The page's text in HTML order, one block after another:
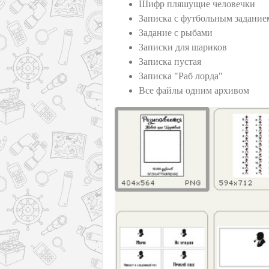
Шифр пляшущие человечки
Записка с футбольным
Задание с рыбами
Записки для шариков
Записка пустая
Записка "Раб лорда"
Все файлы одним архивом